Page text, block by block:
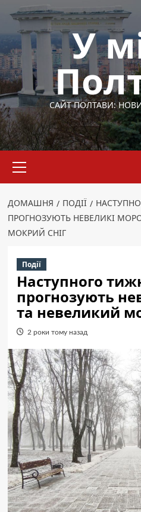
Перейти
вмісту
У
САЙТ ПОЛТАВИ:
меню
ДОМАШНЯ ПОДІЇ
ПРОГНОЗУЮТЬ НЕВЕЛИКІ
МОКРИЙ СНІГ
Події
Наступного
прогнозують
та невеликий
2 роки тому назад